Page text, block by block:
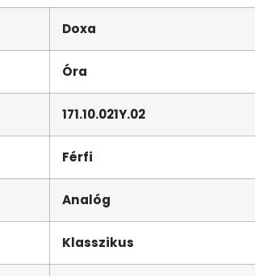
Doxa
Óra
171.10.021Y.02
Férfi
Analóg
Klasszikus